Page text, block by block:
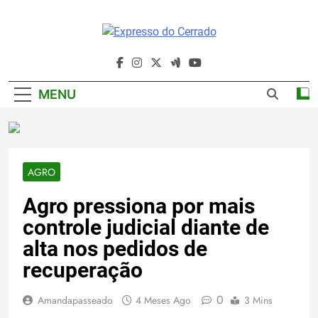
Expresso Do
Cerrado
MENU
AGRO
Agro pressiona por mais
controle judicial diante de
alta nos pedidos de
recuperação
Amandapasseado 4 Meses Ago 0 3 Mins